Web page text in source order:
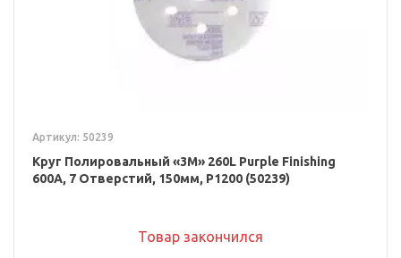
Артикул: 50239
Круг Полировальный «3M» 260L Purple Finishing
600A, 7 Отверстий, 150мм, P1200 (50239)
Товар закончился